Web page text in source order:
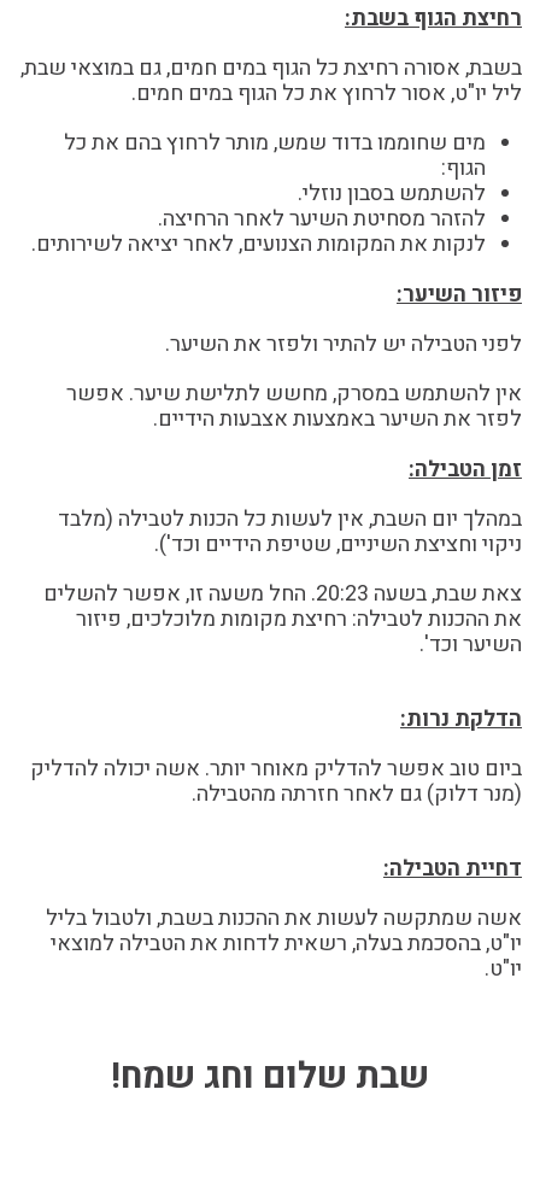
רחיצת הגוף בשבת:
בשבת, אסורה רחיצת כל הגוף במים חמים, גם במוצאי שבת,
ליל יו"ט, אסור לרחוץ את כל הגוף במים חמים.
מים שחוממו בדוד שמש, מותר לרחוץ בהם את כל
הגוף:
להשתמש בסבון נוזלי.
להזהר מסחיטת השיער לאחר הרחיצה.
לנקות את המקומות הצנועים, לאחר יציאה לשירותים.
פיזור השיער:
לפני הטבילה יש להתיר ולפזר את השיער.
אין להשתמש במסרק, מחשש לתלישת שיער. אפשר
לפזר את השיער באמצעות אצבעות הידיים.
זמן הטבילה:
במהלך יום השבת, אין לעשות כל הכנות לטבילה (מלבד
ניקוי וחציצת השיניים, שטיפת הידיים וכד').
צאת שבת, בשעה 20:23. החל משעה זו, אפשר להשלים
את ההכנות לטבילה: רחיצת מקומות מלוכלכים, פיזור
השיער וכד'.
הדלקת נרות:
ביום טוב אפשר להדליק מאוחר יותר. אשה יכולה להדליק
(מנר דלוק) גם לאחר חזרתה מהטבילה.
דחיית הטבילה:
אשה שמתקשה לעשות את ההכנות בשבת, ולטבול בליל
יו"ט, בהסכמת בעלה, רשאית לדחות את הטבילה למוצאי
יו"ט.
שבת שלום וחג שמח!